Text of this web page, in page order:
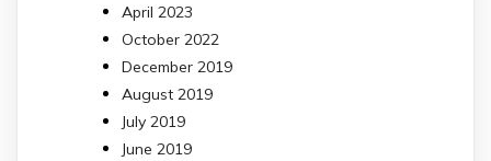
April 2023
October 2022
December 2019
August 2019
July 2019
June 2019